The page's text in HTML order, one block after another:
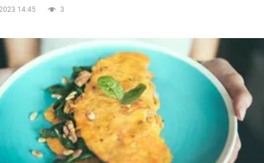
Ukrainie
14:45
3